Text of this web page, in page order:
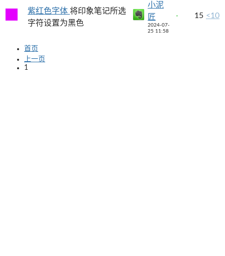
紫红色字体 将印象笔记所选
字符设置为黑色
小泥
匠
2024-07-
25 11:58
15 <10
首页
上一页
1